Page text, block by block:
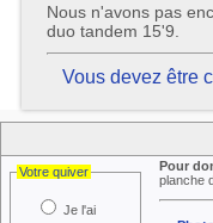
Nous n'avons pas
duo tandem 15'9.
Vous devez être
Votre quiver
Je l'ai
Pour
planche